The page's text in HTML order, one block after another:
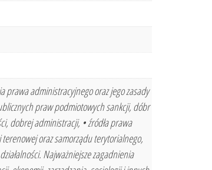
prawa administracyjnego oraz jego zasady
praw podmiotowych sankcji, dóbr
dobrej administracji, • źródła prawa
oraz samorządu terytorialnego,
Najważniejsze zagadnienia